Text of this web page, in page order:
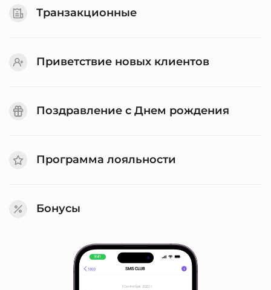
Транзакционные
Приветствие новых клиентов
Поздравление с Днем рождения
Программа лояльности
Бонусы